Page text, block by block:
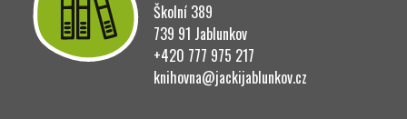
Školní 389
739 91 Jablunkov
+420 777 975 217
knihovna@jackijablunkov.cz